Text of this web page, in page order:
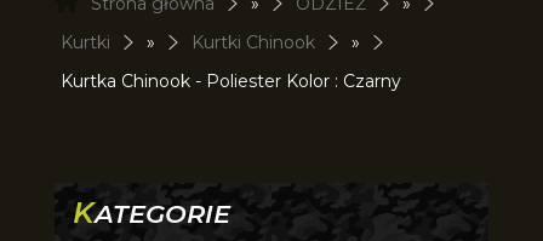
Kurtki
» Kurtki Chinook
»
Kurtka Chinook - Poliester Kolor : Czarny
KATEGORIE